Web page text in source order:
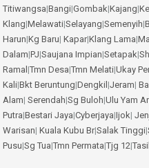
Titiwangsa|Bangi|Gombak|Kajang|
Klang|Melawati|Selayang|Semenyih|
Harun|Kg Baru| Kapar|Klang Lama|
Dalam|PJ|Saujana Impian|Setapak|
Ramal |Tmn Desa|Tmn Melati|Ukay
Kali|Bkt Beruntung|Dengkil |Jeram|
Alam| Serendah|Sg Buloh|Ulu Yam
Putra|Bestari Jaya|Cyberjaya|Ijok|
Warisan| Kuala Kubu Br|Salak Tinggi|
Pusu|Sg Tua|Tmn Permata|Tjg 12|